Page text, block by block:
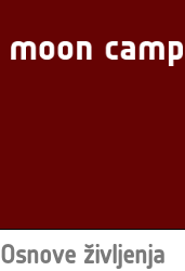
Osnove življenja